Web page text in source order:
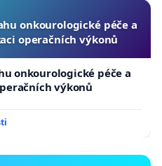
onkourologické péče a
operačních výkonů
onkourologické péče a
výkonů